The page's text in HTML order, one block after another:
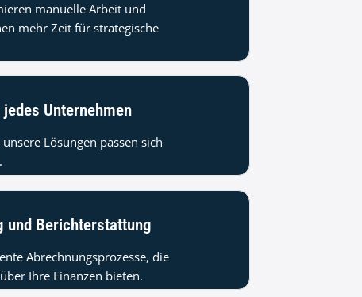
manuelle Arbeit und
mehr Zeit für strategische
Unternehmen
Lösungen passen sich
und Berichterstattung
Abrechnungsprozesse, die
Ihre Finanzen bieten.